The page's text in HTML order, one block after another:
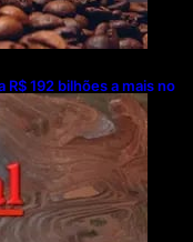
192 bilhões a mais no